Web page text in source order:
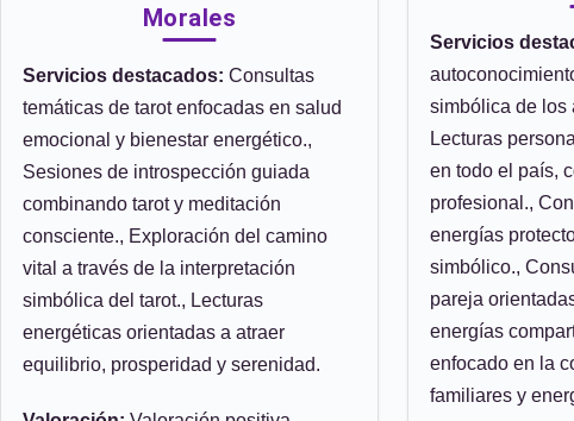
Morales
Servicios destacados: Consultas
temáticas de tarot enfocadas en salud
emocional y bienestar energético.,
Sesiones de introspección guiada
combinando tarot y meditación
consciente., Exploración del camino
vital a través de la interpretación
simbólica del tarot., Lecturas
energéticas orientadas a atraer
equilibrio, prosperidad y serenidad.
Servicios
simbólica de los
Lecturas
en todo el país,
profesional.,
energías
simbólico.,
pareja
energías
enfocado en la
familiares y